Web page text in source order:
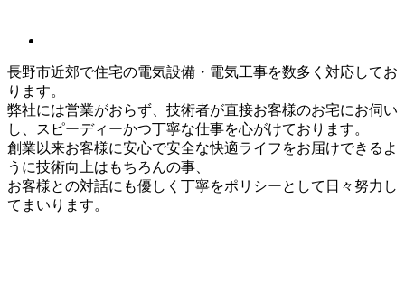
長野市近郊で住宅の電気設備・電気工事を数多く対応してお
ります。
弊社には営業がおらず、技術者が直接お客様のお宅にお伺い
し、スピーディーかつ丁寧な仕事を心がけております。
創業以来お客様に安心で安全な快適ライフをお届けできるよ
うに技術向上はもちろんの事、
お客様との対話にも優しく丁寧をポリシーとして日々努力し
てまいります。